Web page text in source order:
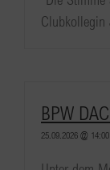
BPW
25.09.2026 @ 14:00